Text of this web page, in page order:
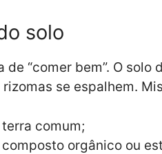
solo
de “comer bem”. O
se espalhem.
comum;
orgânico ou